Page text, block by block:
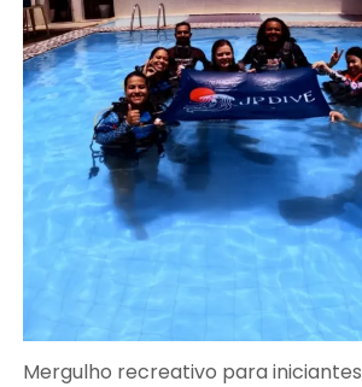
Mergulho recreativo para iniciantes